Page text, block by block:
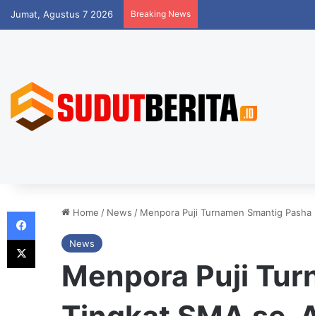
Jumat, Agustus 7 2026 Breaking News
Home / News / Menpora Puji Turnamen Smantig
News
Menpora Puji
Facebook
X